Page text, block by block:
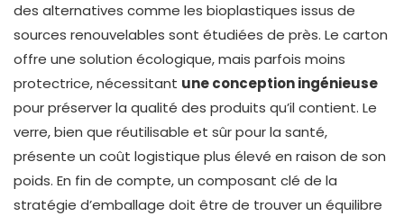
des alternatives comme les bioplastiques issus de
sources renouvelables sont étudiées de près. Le carton
offre une solution écologique, mais parfois moins
protectrice, nécessitant une conception ingénieuse
pour préserver la qualité des produits qu’il contient. Le
verre, bien que réutilisable et sûr pour la santé,
présente un coût logistique plus élevé en raison de son
poids. En fin de compte, un composant clé de la
stratégie d’emballage doit être de trouver un équilibre